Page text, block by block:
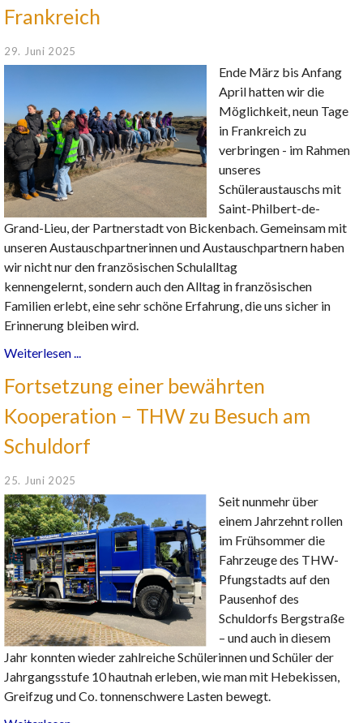
Frankreich
29. Juni 2025
Ende März bis Anfang
April hatten wir die
Möglichkeit, neun Tage
in Frankreich zu
verbringen - im Rahmen
unseres
Schüleraustauschs mit
Saint-Philbert-de-
Grand-Lieu, der Partnerstadt von Bickenbach. Gemeinsam mit
unseren Austauschpartnerinnen und Austauschpartnern haben
wir nicht nur den französischen Schulalltag
kennengelernt, sondern auch den Alltag in französischen
Familien erlebt, eine sehr schöne Erfahrung, die uns sicher in
Erinnerung bleiben wird.
Weiterlesen ...
Fortsetzung einer bewährten
Kooperation – THW zu Besuch am
Schuldorf
25. Juni 2025
Seit nunmehr über
einem Jahrzehnt rollen
im Frühsommer die
Fahrzeuge des THW-
Pfungstadts auf den
Pausenhof des
Schuldorfs Bergstraße
– und auch in diesem
Jahr konnten wieder zahlreiche Schülerinnen und Schüler der
Jahrgangsstufe 10 hautnah erleben, wie man mit Hebekissen,
Greifzug und Co. tonnenschwere Lasten bewegt.